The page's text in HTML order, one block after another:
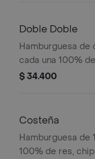
Doble Doble
Hamburguesa de
cada una 100%
queso tipo
$ 34.400
Costeña
Hamburguesa de
100% de res,